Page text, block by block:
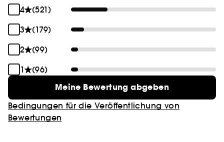
4
(521)
3
(179)
2
(99)
1
(96)
Meine Bewertung abgeben
Bedingungen für die Veröffentlichung von
Bewertungen